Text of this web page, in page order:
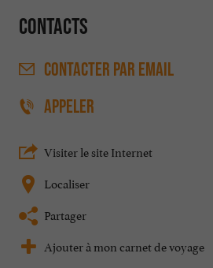
Contacts
CONTACTER PAR EMAIL
APPELER
Visiter le site Internet
Localiser
Partager
Ajouter à mon carnet de voyage